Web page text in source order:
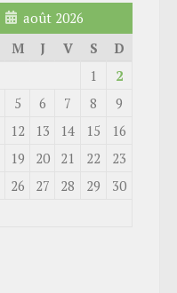
août 2026
M J V S
D
1
2
5 6 7 8
9
12 13 14 15
16
19 20 21 22
23
26 27 28 29
30